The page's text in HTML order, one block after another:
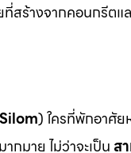
ร้างจากคอนกรีตแล
Silom) ใครที่พักอาศัย
กมาย ไม่ว่าจะเป็น ส